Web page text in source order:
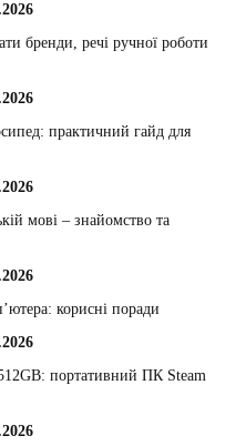
бренди, речі ручної роботи
практичний гайд для
мові – знайомство та
корисні поради
портативний ПК Steam